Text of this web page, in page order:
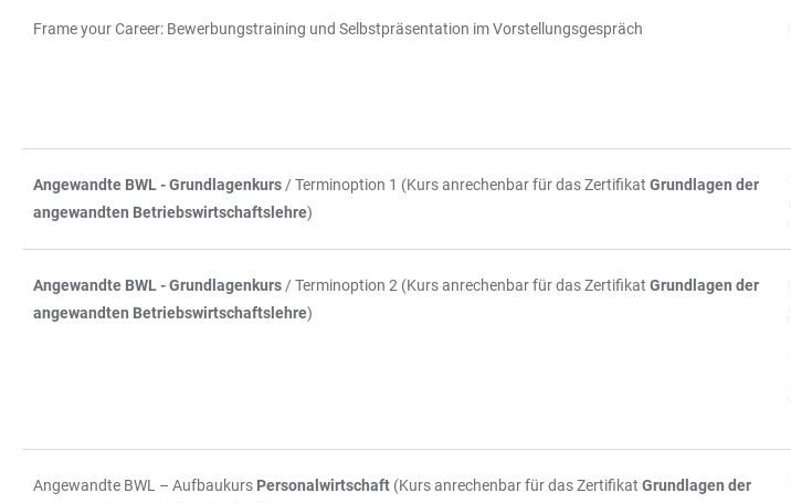
Frame your Career: Bewerbungstraining und Selbstpräsentation im Vorstellungsgespräch
Angewandte BWL - Grundlagenkurs / Terminoption 1 (Kurs anrechenbar für das Zertifikat Grundlagen der
angewandten Betriebswirtschaftslehre)
Angewandte BWL - Grundlagenkurs / Terminoption 2 (Kurs anrechenbar für das Zertifikat Grundlagen der
angewandten Betriebswirtschaftslehre)
Angewandte BWL – Aufbaukurs Personalwirtschaft (Kurs anrechenbar für das Zertifikat Grundlagen der